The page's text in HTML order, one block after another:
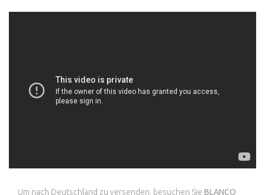
Um nach Deutschland zu versenden, besuchen Sie BLANCO